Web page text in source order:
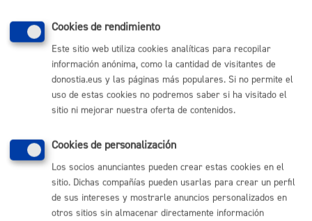
Tamaño máximo anexos:50 Mb
Cantidad a abonar
Plazo de resolución y sentido
del silencio
Cookies de rendimiento
Este sitio web utiliza cookies analíticas para recopilar
información anónima, como la cantidad de visitantes de
donostia.eus y las páginas más populares. Si no permite el
uso de estas cookies no podremos saber si ha visitado el
sitio ni mejorar nuestra oferta de contenidos.
Cookies de personalización
Los socios anunciantes pueden crear estas cookies en el
sitio. Dichas compañías pueden usarlas para crear un perfil
de sus intereses y mostrarle anuncios personalizados en
otros sitios sin almacenar directamente información